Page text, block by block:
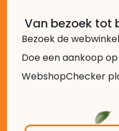
Van bezoek tot
Bezoek de
Doe een aankoop
WebshopChecker